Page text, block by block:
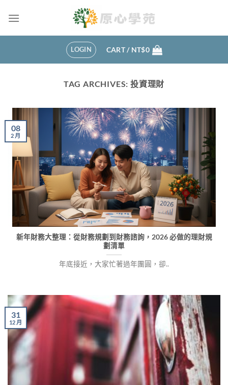
LOGIN CART / NT$0
TAG ARCHIVES: 投資理財
新年財務大整理：從財務規劃到財務諮詢，2026 必做的理財規
劃清單
年底接近，大家忙著過年團圓，卻..
08
2 月
31
12 月